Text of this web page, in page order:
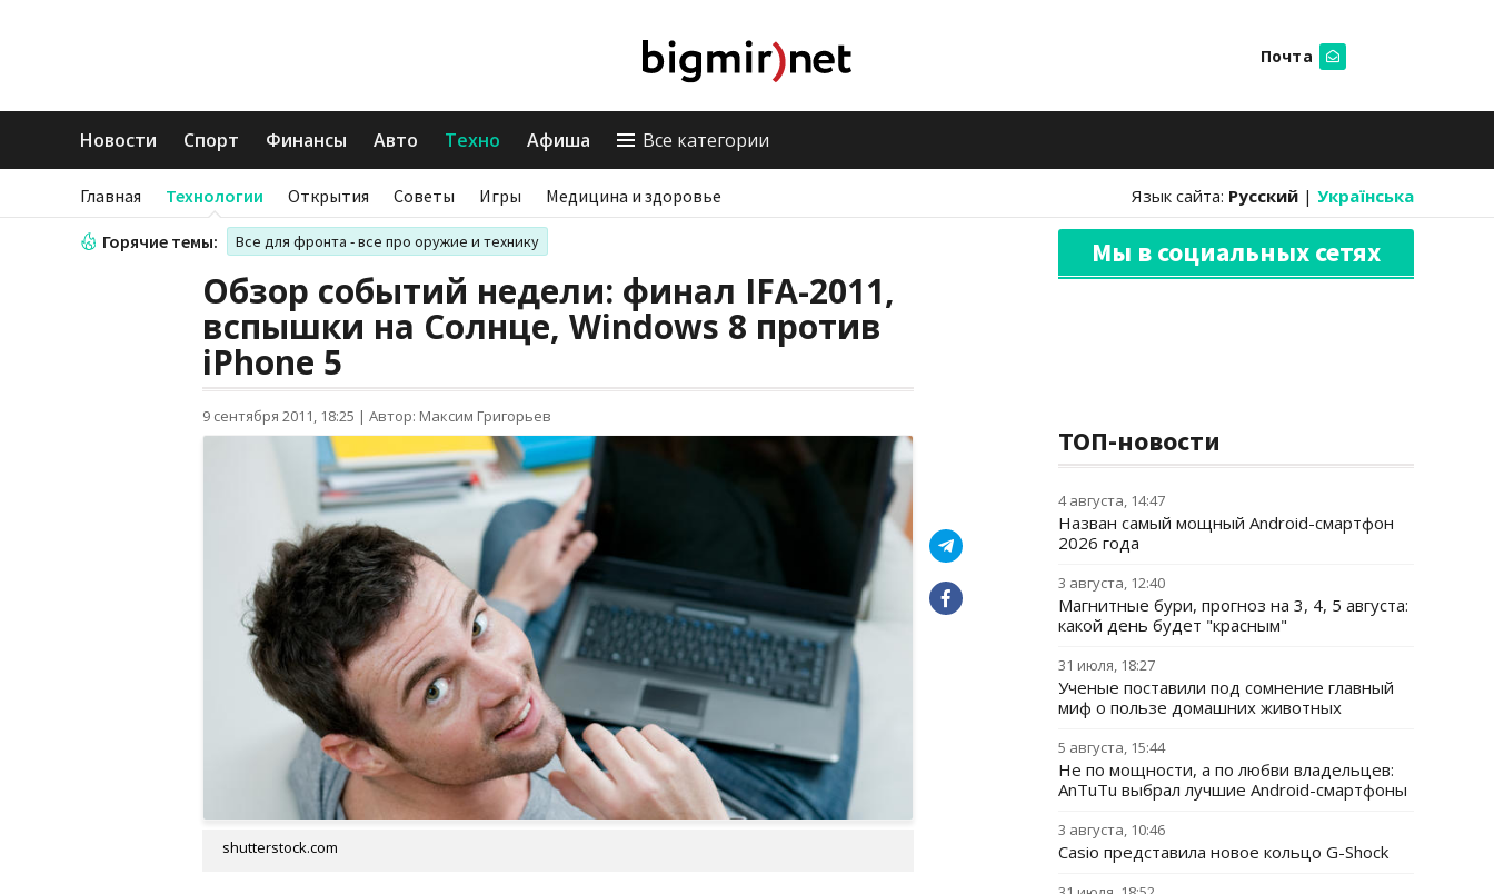
Почта
Новости Спорт Финансы Авто Техно Афиша Все категории
Главная Технологии Открытия Советы Игры Медицина и здоровье Язык сайта: Русский | Українська
Горячие темы: Все для фронта - все про оружие и технику
Обзор событий недели: финал IFA-2011,
вспышки на Солнце, Windows 8 против
iPhone 5
9 сентября 2011, 18:25 | Автор: Максим Григорьев
shutterstock.com
Мы в социальных сетях
ТОП-новости
4 августа, 14:47
Назван самый мощный Android-смартфон
2026 года
3 августа, 12:40
Магнитные бури, прогноз на 3, 4, 5 августа:
какой день будет "красным"
31 июля, 18:27
Ученые поставили под сомнение главный
миф о пользе домашних животных
5 августа, 15:44
Не по мощности, а по любви владельцев:
AnTuTu выбрал лучшие Android-смартфоны
3 августа, 10:46
Casio представила новое кольцо G-Shock